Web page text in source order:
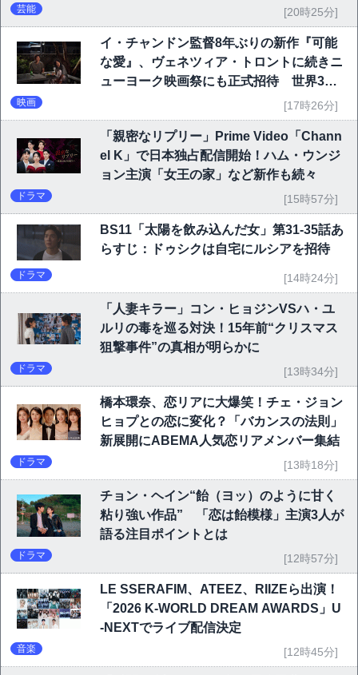
芸能 [20時25分]
イ・チャンドン監督8年ぶりの新作『可能
な愛』、ヴェネツィア・トロントに続きニ
ューヨーク映画祭にも正式招待 世界3大
映画 [17時26分]
「親密なリプリー」Prime Video「Chann
el K」で日本独占配信開始！ハム・ウンジ
ョン主演「女王の家」など新作も続々
ドラマ [15時57分]
BS11「太陽を飲み込んだ女」第31-35話あ
らすじ：ドゥシクは自宅にルシアを招待
ドラマ [14時24分]
「人妻キラー」コン・ヒョジンVSハ・ユ
ルリの毒を巡る対決！15年前“クリスマス
狙撃事件”の真相が明らかに
ドラマ [13時34分]
橋本環奈、恋リアに大爆笑！チェ・ジョン
ヒョプとの恋に変化？「バカンスの法則」
新展開にABEMA人気恋リアメンバー集結
ドラマ [13時18分]
チョン・ヘイン“飴（ヨッ）のように甘く
粘り強い作品” 「恋は飴模様」主演3人が
語る注目ポイントとは
ドラマ [12時57分]
LE SSERAFIM、ATEEZ、RIIZEら出演！
「2026 K-WORLD DREAM AWARDS」U
-NEXTでライブ配信決定
音楽 [12時45分]